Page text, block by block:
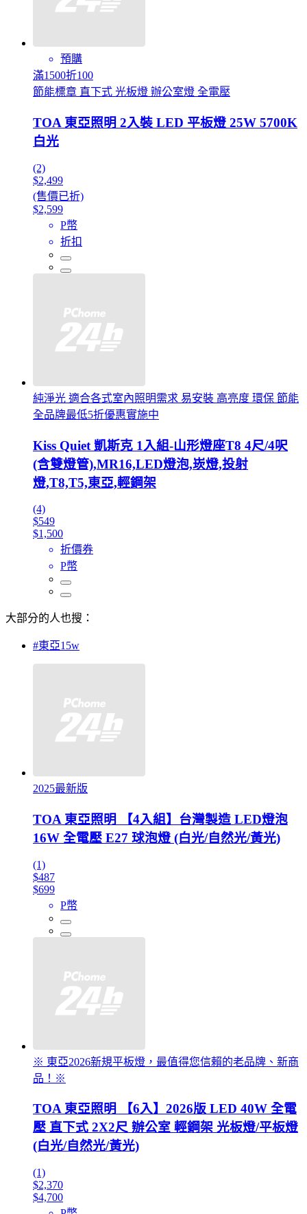
預購
滿1500折100
節能標章 直下式 光板燈 辦公室燈 全電壓
TOA 東亞照明 2入裝 LED 平板燈 25W 5700K
白光
(2)
$2,499
(售價已折)
$2,599
P幣
折扣
純淨光 適合各式室內照明需求 易安裝 高亮度 環保 節能
全品牌最低5折優惠實施中
Kiss Quiet 凱斯克 1入組-山形燈座T8 4尺/4呎
(含雙燈管),MR16,LED燈泡,崁燈,投射
燈,T8,T5,東亞,輕鋼架
(4)
$549
$1,500
折價券
P幣
大部分的人也搜：
#東亞15w
2025最新版
TOA 東亞照明 【4入組】台灣製造 LED燈泡
16W 全電壓 E27 球泡燈 (白光/自然光/黃光)
(1)
$487
$699
P幣
※ 東亞2026新規平板燈，最值得您信賴的老品牌、新商
品！※
TOA 東亞照明 【6入】2026版 LED 40W 全電
壓 直下式 2X2尺 辦公室 輕鋼架 光板燈/平板燈
(白光/自然光/黃光)
(1)
$2,370
$4,700